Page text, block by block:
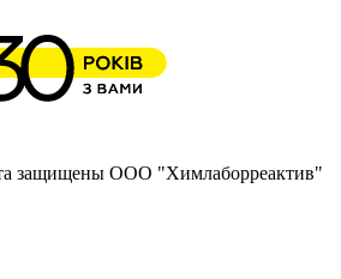
защищены ООО "Химлаборреактив"